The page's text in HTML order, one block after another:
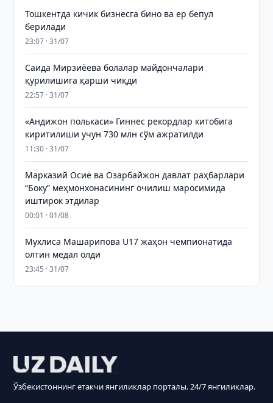
Тошкентда кичик бизнесга бино ва ер бепул
берилади
23:07 · 31/07
Саида Мирзиёева болалар майдончалари
қурилишига қарши чиқди
22:57 · 31/07
«Андижон полькаси» Гиннес рекордлар китобига
киритилиши учун 730 млн сўм ажратилди
11:30 · 31/07
Марказий Осиё ва Озарбайжон давлат раҳбарлари
“Боку” меҳмонхонасининг очилиш маросимида
иштирок этдилар
00:01 · 01/08
Мухлиса Машарипова U17 жаҳон чемпионатида
олтин медал олди
23:45 · 31/07
Ўзбекистоннинг етакчи янгиликлар порталы. 24/7 янгиликлар.